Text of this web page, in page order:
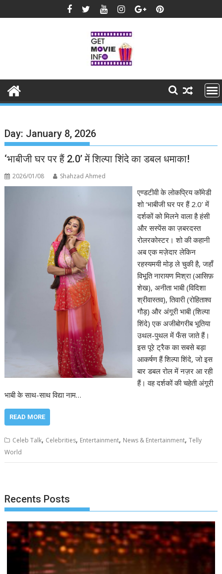
to
Day: January 8, 2026
‘भाबीजी घर पर हैं 2.0’ में शिल्पा शिंदे का डबल धमाका!
2026/01/08 Shahzad Ahmed
एण्डटीवी के लोकप्रिय कॉमेडी
शो ‘भाबीजी घर पर हैं 2.0’ में
दर्शकों को मिलने वाला है हंसी
और सस्पेंस का ज़बरदस्त
रोलरकोस्टर। शो की कहानी
अब एक मज़ेदार लेकिन
रहस्यमयी मोड़ ले चुकी है, जहाँ
विभूति नारायण मिश्रा (आसिफ़
शेख), अनीता भाबी (विदिशा
श्रीवास्तव), तिवारी (रोहिताश्व
गौड़) और अंगूरी भाबी (शिल्पा
शिंदे) एक अजीबोगरीब भूतिया
उथल-पुथल में फँस जाते हैं।
इस पूरे ट्रैक का सबसे बड़ा
आकर्षण हैं शिल्पा शिंदे, जो इस
बार डबल रोल में नज़र आ रही
हैं। वह दर्शकों की चहेती अंगूरी
भाबी के साथ-साथ विद्या नाम…
READ MORE
Celeb Talk, Celebrities, Entertainment, News & Entertainment,Telly
World
Recents Posts